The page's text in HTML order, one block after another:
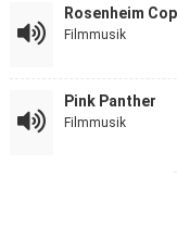
Rosenheim
Filmmusik
Pink Panther
Filmmusik